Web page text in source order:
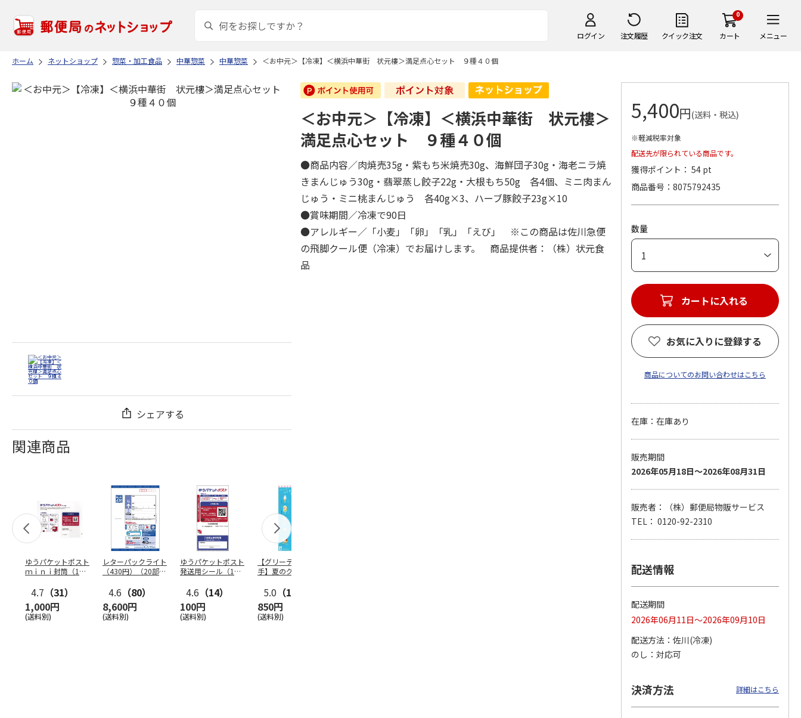
ログイン 注文履歴 クイック注文
0
カート メニュー
ホーム ネットショップ 惣菜・加工食品 中華惣菜 中華惣菜 ＜お中元＞【冷凍】＜横浜中華街 状元樓＞満足点心セット ９種４０個
シェアする
関連商品
ゆうパケットポスト
ｍｉｎｉ封筒（1個
4.7 （31）
1,000円
(送料別)
レターパックライト
（430円）（20部セ
4.6 （80）
8,600円
(送料別)
ゆうパケットポスト
発送用シール（1個
4.6 （14）
100円
(送料別)
【グリーティング切
手】夏のグリーティ
5.0 （10）
850円
(送料別)
手】グリーティング
円…
5,500円
(送料別) (送料別)
＜お中元＞【冷凍】＜横浜中華街 状元樓＞
満足点心セット ９種４０個
●商品内容／肉焼売35g・紫もち米焼売30g、海鮮団子30g・海老ニラ焼
きまんじゅう30g・翡翠蒸し餃子22g・大根もち50g 各4個、ミニ肉まん
じゅう・ミニ桃まんじゅう 各40g×3、ハーブ豚餃子23g×10
●賞味期間／冷凍で90日
●アレルギー／「小麦」「卵」「乳」「えび」 ※この商品は佐川急便
の飛脚クール便（冷凍）でお届けします。 商品提供者：（株）状元食
品
5,400円(送料・税込)
※軽減税率対象
配送先が限られている商品です。
獲得ポイント： 54 pt
商品番号
8075792435
数量
カートに入れる
お気に入りに登録する
商品についてのお問い合わせはこちら
在庫：在庫あり
販売期間
2026年05月18日～2026年08月31日
販売者：（株）郵便局物販サービス
TEL： 0120-92-2310
配送情報
配送期間
2026年06月11日～2026年09月10日
配送方法
佐川(冷凍)
のし
対応可
決済方法 詳細はこちら